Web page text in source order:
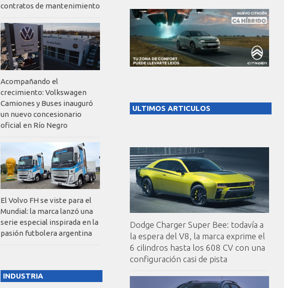
ULTIMOS ARTICULOS
Dodge Charger Super Bee: todavía a
la espera del V8, la marca exprime el
6 cilindros hasta los 608 CV con una
configuración casi de pista
contratos de mantenimiento
Acompañando el
crecimiento: Volkswagen
Camiones y Buses inauguró
un nuevo concesionario
oficial en Río Negro
El Volvo FH se viste para el
Mundial: la marca lanzó una
serie especial inspirada en la
pasión futbolera argentina
INDUSTRIA